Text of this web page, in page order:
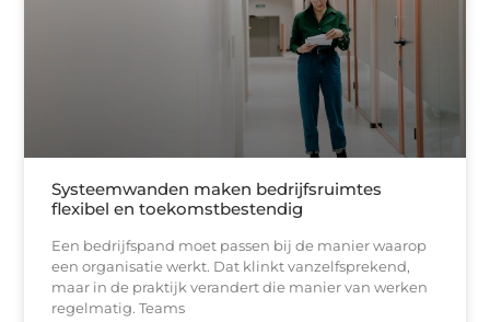
Systeemwanden maken bedrijfsruimtes
flexibel en toekomstbestendig
Een bedrijfspand moet passen bij de manier waarop
een organisatie werkt. Dat klinkt vanzelfsprekend,
maar in de praktijk verandert die manier van werken
regelmatig. Teams